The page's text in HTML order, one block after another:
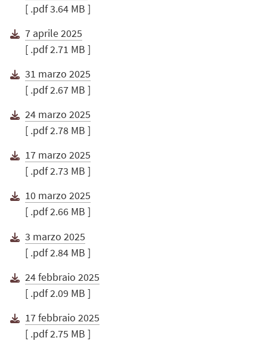
[ .pdf 3.64 MB ]
7 aprile 2025
[ .pdf 2.71 MB ]
31 marzo 2025
[ .pdf 2.67 MB ]
24 marzo 2025
[ .pdf 2.78 MB ]
17 marzo 2025
[ .pdf 2.73 MB ]
10 marzo 2025
[ .pdf 2.66 MB ]
3 marzo 2025
[ .pdf 2.84 MB ]
24 febbraio 2025
[ .pdf 2.09 MB ]
17 febbraio 2025
[ .pdf 2.75 MB ]